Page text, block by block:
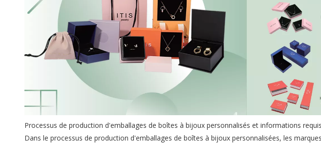
Processus de production d'emballages de boîtes à bijoux personnalisés et informations
Dans le processus de production d'emballages de boîtes à bijoux personnalisées, les